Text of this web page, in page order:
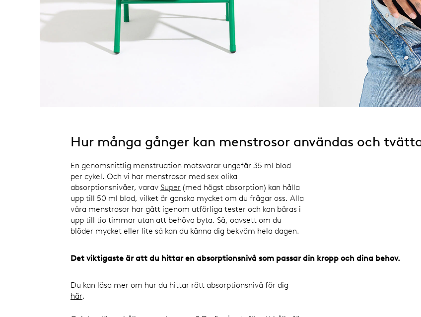
Hur många gånger kan menstrosor användas och
En genomsnittlig menstruation motsvarar ungefär 35 ml blod
per cykel. Och vi har menstrosor med sex olika
absorptionsnivåer, varav Super (med högst absorption) kan hålla
upp till 50 ml blod, vilket är ganska mycket om du frågar oss. Alla
våra menstrosor har gått igenom utförliga tester och kan bäras i
upp till tio timmar utan att behöva byta. Så, oavsett om du
blöder mycket eller lite så kan du känna dig bekväm hela dagen.
Det viktigaste är att du hittar en absorptionsnivå som passar din kropp och dina behov.
Du kan läsa mer om hur du hittar rätt absorptionsnivå för dig
här.